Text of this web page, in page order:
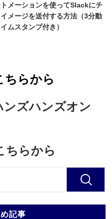
メーションを使ってSlackにチ
メージを送付する方法（3分動
ムスタンプ付き）
ちらから
ンズハンズオン
ちらから
記事